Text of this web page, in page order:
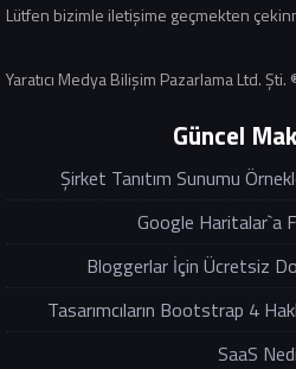
Lütfen bizimle iletişime geçmekten
Yaratıcı Medya Bilişim Pazarlama Ltd.
Güncel
Şirket Tanıtım Sunumu
Google Haritalar`a
Bloggerlar İçin Ücretsiz
Tasarımcıların Bootstrap 4
SaaS